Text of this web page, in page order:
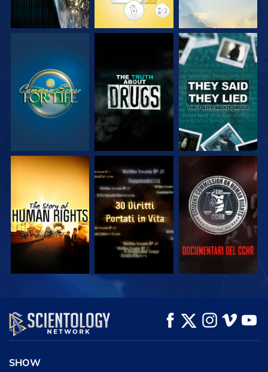
GUARDA GUARDA GUARDA
GUARDA GUARDA GUARDA
GUARDA
ESPLORA LE
SERIE
SHOW